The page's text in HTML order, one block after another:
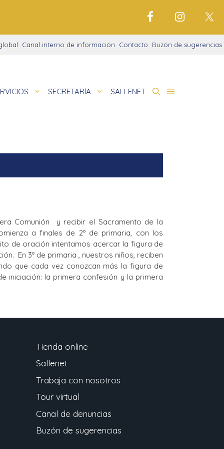
Canal interno de información Contacto Buzón de sugerencias
didácticas
SECRETARÍA SALLENET
Comunión y recibir el Sacramento de la
a finales de 2º de primaria, con los
de oración intentamos acercar la figura de
En 3º de primaria , nuestros niños, reciben
que cada vez conozcan más la figura de
iniciación: la primera confesión y la primera
Tienda online
Sallenet
Trabaja con nosotros
Tour virtual
Canal de denuncias
Buzón de sugerencias